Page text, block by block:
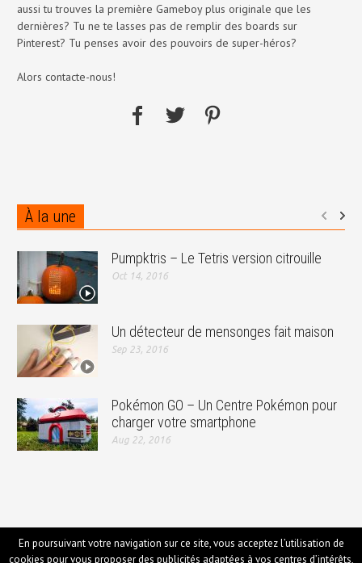
aussi tu trouves la première Gameboy plus originale que les
dernières? Tu ne te lasses pas de remplir des boards sur
Pinterest? Tu penses avoir des pouvoirs de super-héros?
Alors contacte-nous!
À la une
Pumpktris – Le Tetris version citrouille
Oct 14, 2016
Un détecteur de mensonges fait maison
Sep 23, 2016
Pokémon GO – Un Centre Pokémon pour
charger votre smartphone
Aug 22, 2016
En poursuivant votre navigation sur ce site, vous acceptez l’utilisation de
cookies pour vous proposer des publicités adaptées à vos centres d’intérêts,